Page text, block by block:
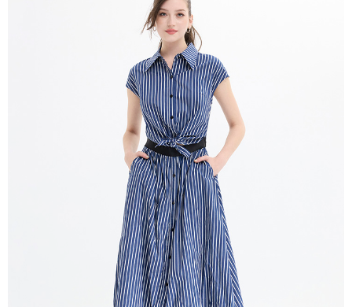
每筆NT$80，滿NT$2,000(含以上)免運費
宅配送到家-訂單滿 $2000 元即享免運服務-未滿則另收 $120 元物
每筆NT$120，滿NT$2,000(含以上)免運費